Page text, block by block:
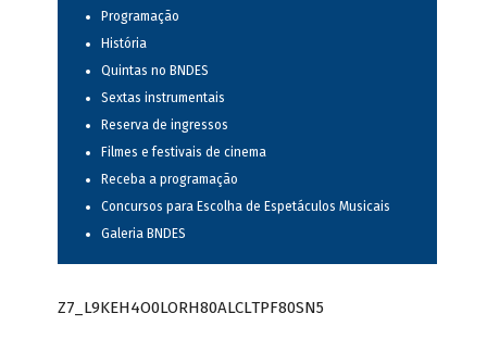
Programação
História
Quintas no BNDES
Sextas instrumentais
Reserva de ingressos
Filmes e festivais de cinema
Receba a programação
Concursos para Escolha de Espetáculos Musicais
Galeria BNDES
Z7_L9KEH4O0LORH80ALCLTPF80SN5